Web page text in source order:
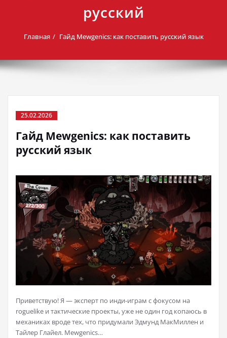
русский
Главная Гайд Mewgenics: как поставить русский язык
25.02.2026
Гайд Mewgenics: как поставить
русский язык
Приветствую! Я — эксперт по инди-играм с фокусом на
roguelike и тактические проекты, уже не один год копаюсь в
механиках вроде тех, что придумали Эдмунд МакМиллен и
Тайлер Глайел. Mewgenics…